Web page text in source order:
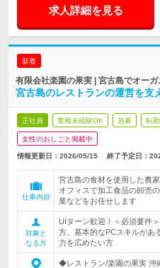
求人詳細を見る
新着
有限会社楽園の果実 | 宮古島でオー
宮古島のレストランの運営を支
正社員 業種未経験OK 急募 転
女性のおしごと掲載中
情報更新日：2026/05/15 終了予定日：
仕事内容
宮古島の食材を使用した農
オフィスで加工食品の卸売
業などをお任せします
対象と
なる方
UIターン歓迎！＜必須要件
方、基本的なPCスキルがあ
力を広めたい方
◆レストラン/楽園の果実 沖